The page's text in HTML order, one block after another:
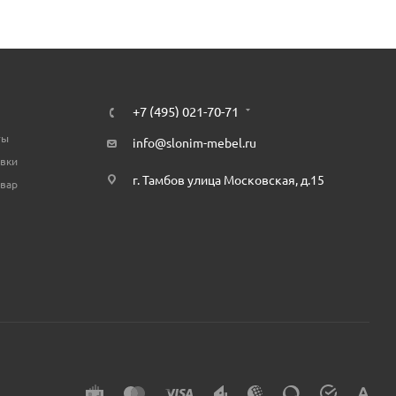
+7 (495) 021-70-71
info@slonim-mebel.ru
г. Тамбов улица Московская, д.15